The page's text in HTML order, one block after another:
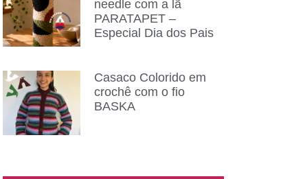
needle com a lã
PARATAPET –
Especial Dia dos Pais
Casaco Colorido em
crochê com o fio
BASKA